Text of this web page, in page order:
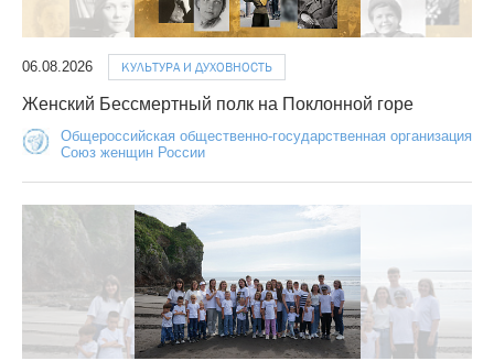
06.08.2026 КУЛЬТУРА И ДУХОВНОСТЬ
Женский Бессмертный полк на Поклонной горе
Общероссийская общественно-государственная организация
Союз женщин России